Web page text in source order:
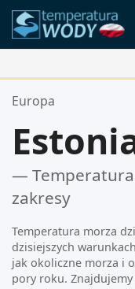
Twoje Ulubione
Europa
— Temperatura
zakresy
Temperatura morza
dzisiejszych
jak okoliczne morza i
pory roku.